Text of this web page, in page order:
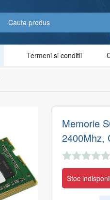
Termeni si conditii
Memorie
2400Mhz,
Stoc